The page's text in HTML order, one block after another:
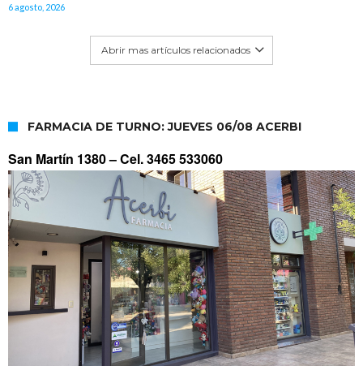
6 agosto, 2026
Abrir mas artículos relacionados
FARMACIA DE TURNO: JUEVES 06/08 ACERBI
San Martín 1380 –Cel. 3465 533060